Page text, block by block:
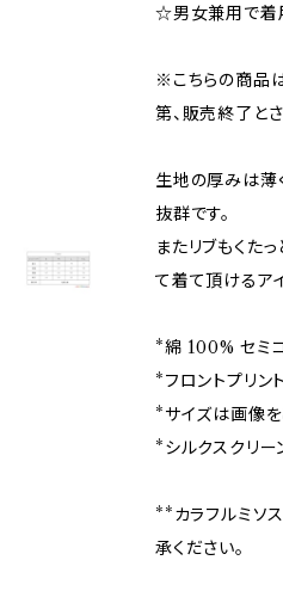
☆男女兼用で着
※こちらの商品
第、販売終了と
生地の厚みは薄
抜群です。
またリブもくた
て着て頂けるア
*綿 100% セミ
*フロントプリント
*サイズは画像を
*シルクスクリー
**カラフルミソ
承ください。